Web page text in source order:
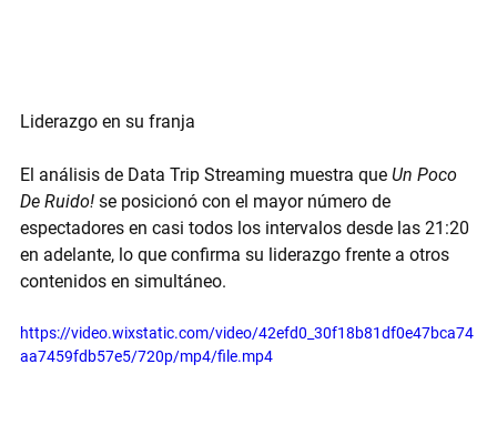
Liderazgo en su franja
El análisis de Data Trip Streaming muestra que Un Poco
De Ruido! se posicionó con el mayor número de
espectadores en casi todos los intervalos desde las 21:20
en adelante, lo que confirma su liderazgo frente a otros
contenidos en simultáneo.
https://video.wixstatic.com/video/42efd0_30f18b81df0e47bca74
aa7459fdb57e5/720p/mp4/file.mp4